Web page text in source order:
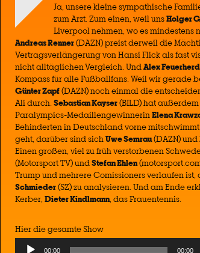
Ja, unsere kleine sympathische
zum Arzt. Zum einen, weil unsHolger
Liverpool nehmen, wo es
Andreas Renner(DAZN) preist derweil die
Vertragsverlängerung von Hansi Flick als fast
nicht alltäglichen Vergleich. UndAlex
Kompass für alle Fußballfans. Weil wir gerade
Günter Zapf(DAZN) noch einmal die
Ali durch.Sebastian Kayser(BILD) hat
Paralympics-MedaillengewinnerinElena
Behinderten in Deutschland vorne
geht, darüber sind sichUwe Semrau(DAZN) und
Einen großen, viel zu früh verstorbenen
(Motorsport TV) undStefan Ehlen
Trump und mehrere Comissioners verlaufen ist,
Schmieder(SZ) zu analysieren. Und am Ende
Kerber, Dieter Kindlmann, das Frauentennis.
Hier die gesamte Show
Audio
00:00 00:00